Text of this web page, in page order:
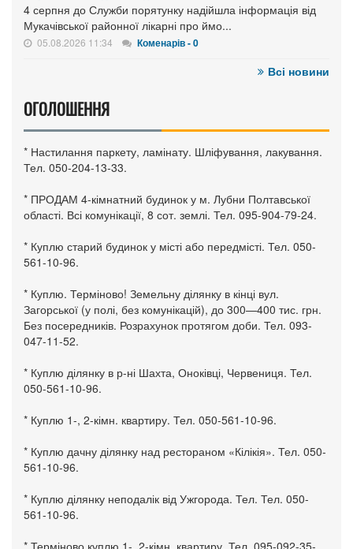
4 серпня до Служби порятунку надійшла інформація від
Мукачівської районної лікарні про ймо...
05.08.2026 11:34 Коменарів - 0
Всі новини
ОГОЛОШЕННЯ
* Настилання паркету, ламінату. Шліфування, лакування.
Тел. 050-204-13-33.
* ПРОДАМ 4-кімнатний будинок у м. Лубни Полтавської
області. Всі комунікації, 8 сот. землі. Тел. 095-904-79-24.
* Куплю старий будинок у місті або передмісті. Тел. 050-
561-10-96.
* Куплю. Терміново! Земельну ділянку в кінці вул.
Загорської (у полі, без комунікацій), до 300—400 тис. грн.
Без посередників. Розрахунок протягом доби. Тел. 093-
047-11-52.
* Куплю ділянку в р-ні Шахта, Оноківці, Червениця. Тел.
050-561-10-96.
* Куплю 1-, 2-кімн. квартиру. Тел. 050-561-10-96.
* Куплю дачну ділянку над рестораном «Кілікія». Тел. 050-
561-10-96.
* Куплю ділянку неподалік від Ужгорода. Тел. Тел. 050-
561-10-96.
* Терміново куплю 1-, 2-кімн. квартиру. Тел. 095-092-35-